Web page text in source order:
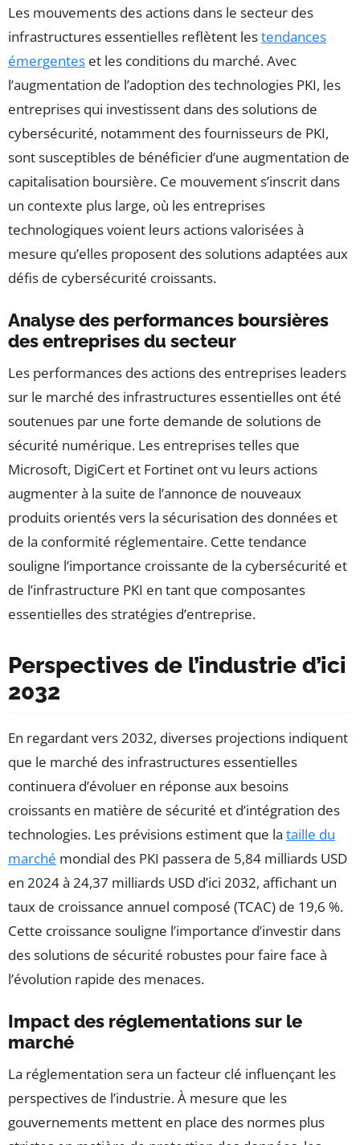
Les mouvements des actions dans le secteur des
infrastructures essentielles reflètent lestendances
émergentes et les conditions du marché. Avec
l’augmentation de l’adoption des technologies PKI, les
entreprises qui investissent dans des solutions de
cybersécurité, notamment des fournisseurs de PKI,
sont susceptibles de bénéficier d’une augmentation de
capitalisation boursière. Ce mouvement s’inscrit dans
un contexte plus large, où les entreprises
technologiques voient leurs actions valorisées à
mesure qu’elles proposent des solutions adaptées aux
défis de cybersécurité croissants.
Analyse des performances boursières
des entreprises du secteur
Les performances des actions des entreprises leaders
sur le marché des infrastructures essentielles ont été
soutenues par une forte demande de solutions de
sécurité numérique. Les entreprises telles que
Microsoft, DigiCert et Fortinet ont vu leurs actions
augmenter à la suite de l’annonce de nouveaux
produits orientés vers la sécurisation des données et
de la conformité réglementaire. Cette tendance
souligne l’importance croissante de la cybersécurité et
de l’infrastructure PKI en tant que composantes
essentielles des stratégies d’entreprise.
Perspectives de l’industrie d’ici
2032
En regardant vers 2032, diverses projections indiquent
que le marché des infrastructures essentielles
continuera d’évoluer en réponse aux besoins
croissants en matière de sécurité et d’intégration des
technologies. Les prévisions estiment que la taille du
marché mondial des PKI passera de 5,84 milliards USD
en 2024 à 24,37 milliards USD d’ici 2032, affichant un
taux de croissance annuel composé (TCAC) de 19,6 %.
Cette croissance souligne l’importance d’investir dans
des solutions de sécurité robustes pour faire face à
l’évolution rapide des menaces.
Impact des réglementations sur le
marché
La réglementation sera un facteur clé influençant les
perspectives de l’industrie. À mesure que les
gouvernements mettent en place des normes plus